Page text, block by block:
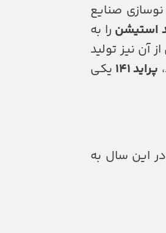
صنایع
استیشن را به
آن نیز تولید
پراید ۱۴۱
یکی
این سال به